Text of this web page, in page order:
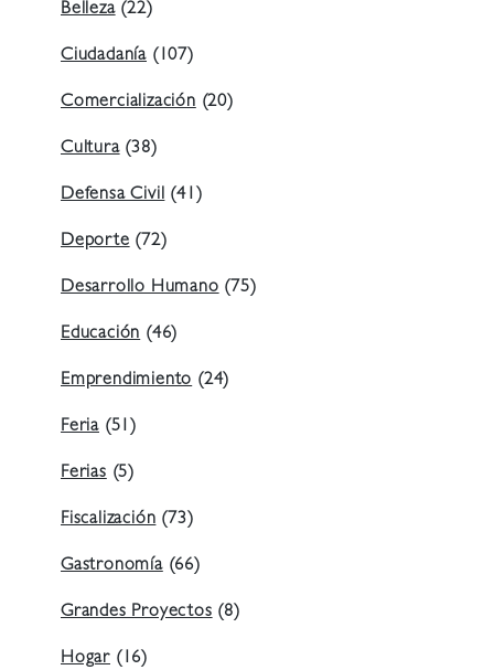
Belleza(22)
Ciudadanía (107)
Comercialización(20)
Cultura(38)
Defensa Civil(41)
Deporte(72)
Desarrollo Humano(75)
Educación(46)
Emprendimiento(24)
Feria (51)
Ferias(5)
Fiscalización(73)
Gastronomía(66)
Grandes Proyectos(8)
Hogar (16)